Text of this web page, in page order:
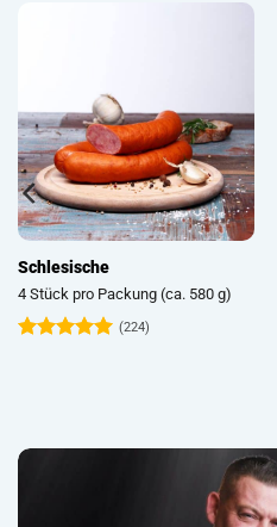
Schlesische
4 Stück pro Packung (ca. 580 g)
(224)